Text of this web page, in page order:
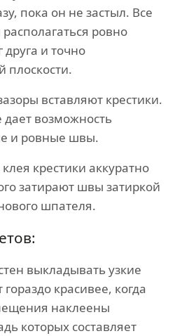
пока он не застыл. Все
ровно
друга и точно
плоскости.
вставляют крестики.
возможность
и ровные швы.
крестики аккуратно
затирают швы затиркой
шпателя.
выкладывать узкие
красивее, когда
наклеены
которых составляет